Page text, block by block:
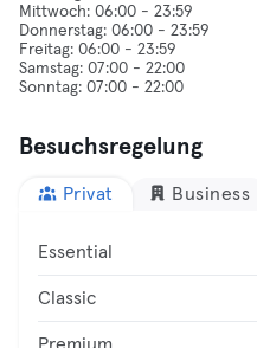
Mittwoch: 06:00 - 23:59
Donnerstag: 06:00 - 23:59
Freitag: 06:00 - 23:59
Samstag: 07:00 - 22:00
Besuchsregelung
Privat Business
Essential
Classic